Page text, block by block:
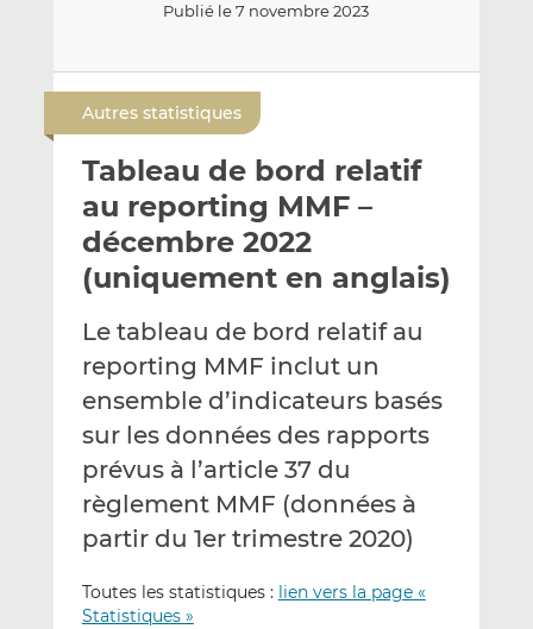
Publié le 7 novembre 2023
n
v
y
e
r
p
a
e
m
a
i
l
a
g
e
r
s
r
L
i
n
k
e
d
n
a
g
e
r
s
r
F
a
c
e
b
o
k
Autres statistiques
Tableau de bord relatif
au reporting MMF –
décembre 2022
(uniquement en anglais)
Le tableau de bord relatif au
reporting MMF inclut un
ensemble d’indicateurs basés
sur les données des rapports
prévus à l’article 37 du
règlement MMF (données à
partir du 1er trimestre 2020)
Toutes les statistiques : lien vers la page «
Statistiques »